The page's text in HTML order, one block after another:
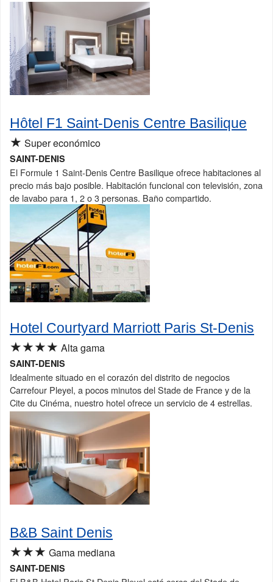
Hôtel F1 Saint-Denis Centre Basilique
★ Super económico
SAINT-DENIS
El Formule 1 Saint-Denis Centre Basilique ofrece habitaciones al
precio más bajo posible. Habitación funcional con televisión, zona
de lavabo para 1, 2 o 3 personas. Baño compartido.
Hotel Courtyard Marriott Paris St-Denis
★★★★ Alta gama
SAINT-DENIS
Idealmente situado en el corazón del distrito de negocios
Carrefour Pleyel, a pocos minutos del Stade de France y de la
Cite du Cinéma, nuestro hotel ofrece un servicio de 4 estrellas.
B&B Saint Denis
★★★ Gama mediana
SAINT-DENIS